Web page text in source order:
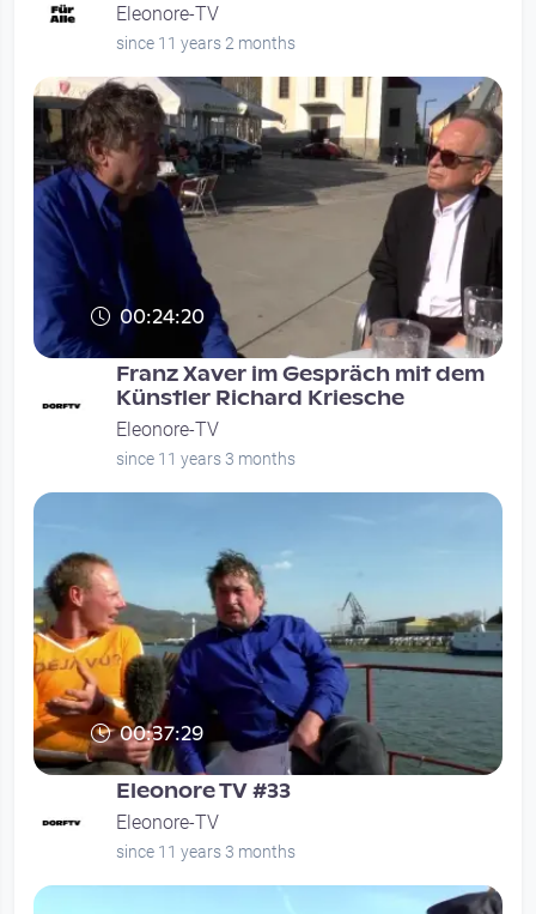
Eleonore-TV
since 11 years 2 months
00:24:20
Franz Xaver im Gespräch mit dem
Künstler Richard Kriesche
Eleonore-TV
since 11 years 3 months
00:37:29
Eleonore TV #33
Eleonore-TV
since 11 years 3 months